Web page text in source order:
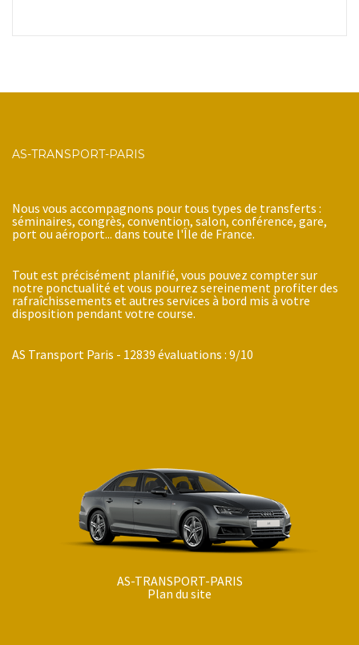
AS-TRANSPORT-PARIS
Nous vous accompagnons pour tous types de transferts :
séminaires, congrès, convention, salon, conférence, gare,
port ou aéroport... dans toute l'Île de France.
Tout est précisément planifié, vous pouvez compter sur
notre ponctualité et vous pourrez sereinement profiter des
rafraîchissements et autres services à bord mis à votre
disposition pendant votre course.
AS Transport Paris - 12839 évaluations : 9/10
AS-TRANSPORT-PARIS
Plan du site